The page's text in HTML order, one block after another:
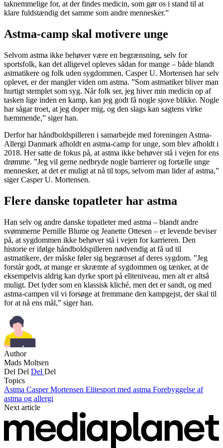
taknemmelige for, at der findes medicin, som gør os i stand til at
klare fuldstændig det samme som andre mennesker.”
Astma-camp skal motivere unge
Selvom astma ikke behøver være en begrænsning, selv for
sportsfolk, kan det alligevel opleves sådan for mange – både blandt
astmatikere og folk uden sygdommen. Casper U. Mortensen har selv
oplevet, er der mangler viden om astma. ”Som astmatiker bliver man
hurtigt stemplet som syg. Når folk ser, jeg hiver min medicin op af
tasken lige inden en kamp, kan jeg godt få nogle sjove blikke. Nogle
har sågar troet, at jeg doper mig, og den slags kan sagtens virke
hæmmende,” siger han.
Derfor har håndboldspilleren i samarbejde med foreningen Astma-
Allergi Danmark afholdt en astma-camp for unge, som blev afholdt i
2018. Her satte de fokus på, at astma ikke behøver stå i vejen for ens
drømme. ”Jeg vil gerne nedbryde nogle barrierer og fortælle unge
mennesker, at det er muligt at nå til tops, selvom man lider af astma,”
siger Casper U. Mortensen.
Flere danske topatleter har astma
Han selv og andre danske topatleter med astma – blandt andre
svømmerne Pernille Blume og Jeanette Ottesen – er levende beviser
på, at sygdommen ikke behøver stå i vejen for karrieren. Den
historie er ifølge håndboldspilleren nødvendig at få ud til
astmatikere, der måske føler sig begrænset af deres sygdom. ”Jeg
forstår godt, at mange er skræmte af sygdommen og tænker, at de
eksempelvis aldrig kan dyrke sport på eliteniveau, men alt er altså
muligt. Det lyder som en klassisk kliché, men det er sandt, og med
astma-campen vil vi forsøge at fremmane den kampgejst, der skal til
for at nå ens mål,” siger han.
Author
Mads Moltsen
Del Del Del Del
Topics
Astma Casper Mortensen Elitesport med astma Forebyggelse af
astma og allergi
Next article